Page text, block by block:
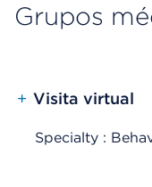
Grupos
+ Visita virtual
Specialty :